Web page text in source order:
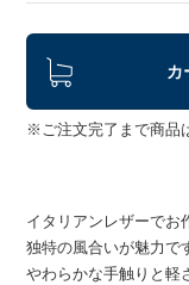
カ
※ご注文完了まで商品
イタリアンレザーでお
独特の風合いが魅力で
やわらかな手触りと軽